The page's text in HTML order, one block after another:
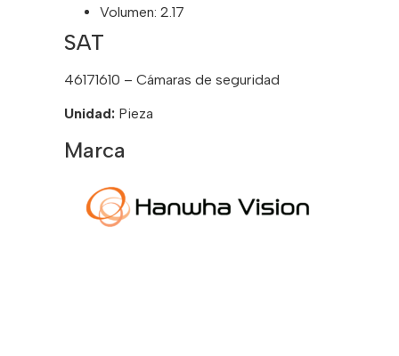
Volumen: 2.17
SAT
46171610 – Cámaras de seguridad
Unidad: Pieza
Marca